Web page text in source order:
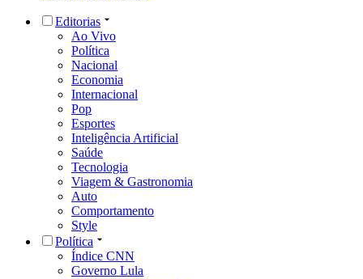
Editorias
Ao Vivo
Política
Nacional
Economia
Internacional
Pop
Esportes
Inteligência Artificial
Saúde
Tecnologia
Viagem & Gastronomia
Auto
Comportamento
Style
Política
Índice CNN
Governo Lula